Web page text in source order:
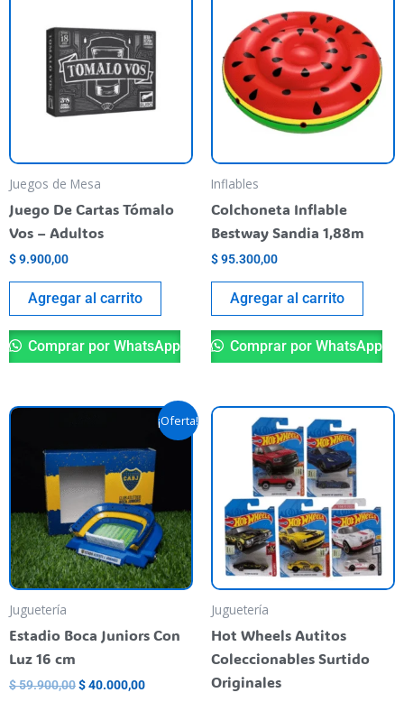
Juegos de Mesa
Juego De Cartas Tómalo
Vos – Adultos
$9.900,00
Agregar al carrito
Comprar por WhatsApp
Inflables
Colchoneta Inflable
Bestway Sandia 1,88m
$95.300,00
Agregar al carrito
Comprar por WhatsApp
¡Oferta!
Juguetería
Estadio Boca Juniors Con
Luz 16 cm
$59.900,00
El
original
era:
$ 59.900,00.
$40.000,00
El
precio
actual
es:
$ 40.000,00.
Juguetería
Hot Wheels Autitos
Coleccionables Surtido
Originales